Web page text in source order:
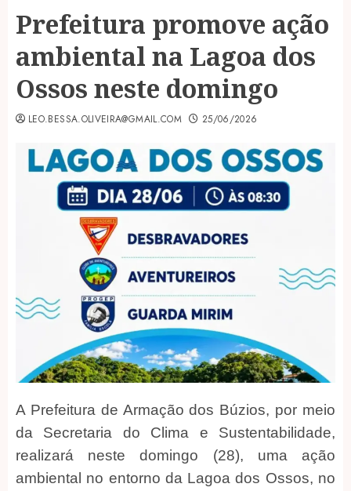
Prefeitura promove ação
ambiental na Lagoa dos
Ossos neste domingo
LEO.BESSA.OLIVEIRA@GMAIL.COM 25/06/2026
A Prefeitura de Armação dos Búzios, por meio
da Secretaria do Clima e Sustentabilidade,
realizará neste domingo (28), uma ação
ambiental no entorno da Lagoa dos Ossos, no